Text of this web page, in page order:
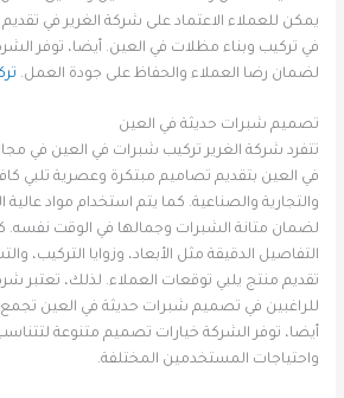
يمكن للعملاء الاعتماد على شركة الغرير في
في تركيب وبناء مظلات في العين. أيضا، توفر
لضمان رضا العملاء والحفاظ على جودة العمل.
تصميم شبرات حديثة في العين
تتفرد شركة الغرير تركيب شبرات في العين في
في العين بتقديم تصاميم مبتكرة وعصرية تلبي
والتجارية والصناعية. كما يتم استخدام مواد
لضمان متانة الشبرات وجمالها في الوقت نفسه.
التفاصيل الدقيقة مثل الأبعاد، وزوايا التركيب،
تقديم منتج يلبي توقعات العملاء. لذلك، تعتبر
للراغبين في تصميم شبرات حديثة في العين تجمع
أيضا، توفر الشركة خيارات تصميم متنوعة
واحتياجات المستخدمين المختلفة.